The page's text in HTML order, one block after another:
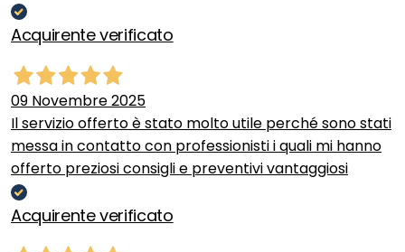
Acquirente verificato
09 Novembre 2025
Il servizio offerto è stato molto utile perché sono stati
messa in contatto con professionisti i quali mi hanno
offerto preziosi consigli e preventivi vantaggiosi
Acquirente verificato